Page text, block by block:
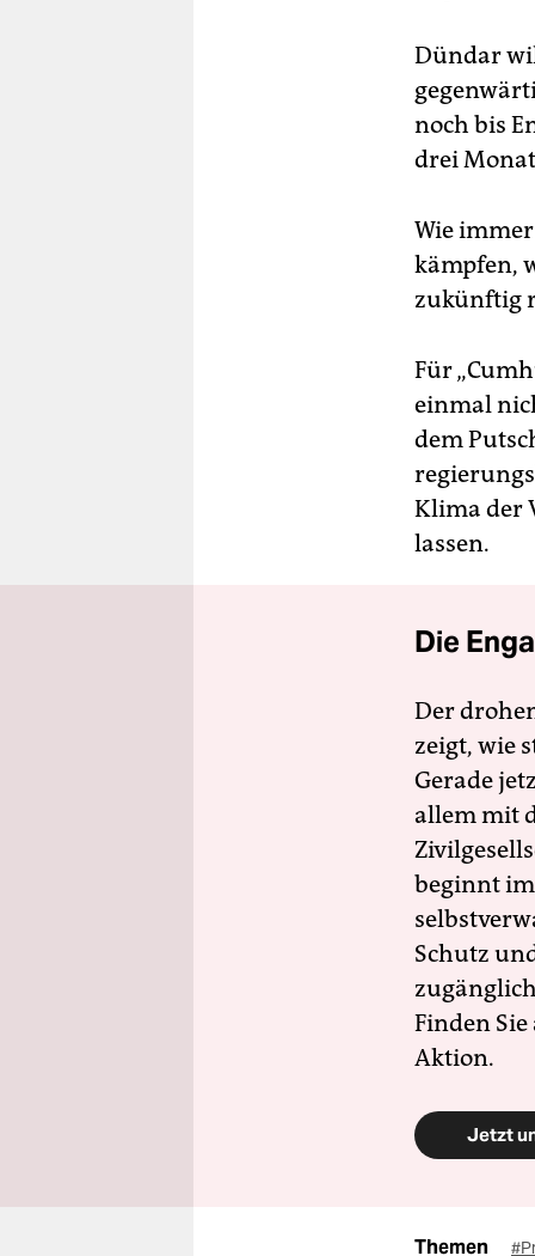
Dündar
noch bis
drei
Wie
kämpfen,
zukünftig
Für
einmal
dem
Klima der
lassen.
Die
Der
zeigt, wie
Gerade
allem mit
beginnt
Schutz
Finden
Aktion.
Jetzt
Themen